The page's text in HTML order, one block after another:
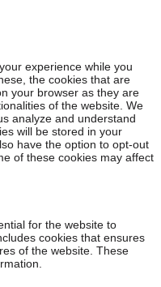
experience while you
the cookies that are
your browser as they are
of the website. We
analyze and understand
will be stored in your
have the option to opt-out
of these cookies may affect
for the website to
cookies that ensures
of the website. These